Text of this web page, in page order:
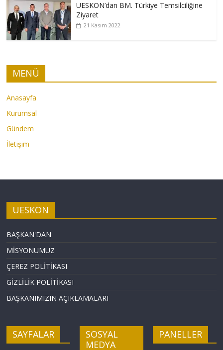
UESKON’dan BM. Türkiye Temsilciliğine
Ziyaret
21 Kasım 2022
MENÜ
Anasayfa
Kurumsal
Gündem
İletişim
UESKON
BAŞKAN'DAN
MİSYONUMUZ
ÇEREZ POLİTİKASI
GİZLİLİK POLİTİKASI
BAŞKANIMIZIN AÇIKLAMALARI
SAYFALAR
SOSYAL
MEDYA
PANELLER